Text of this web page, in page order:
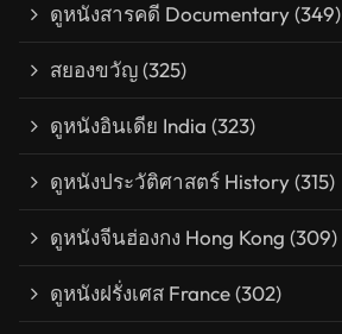
ดูหนังสารคดี Documentary(349)
สยองขวัญ(325)
ดูหนังอินเดีย India (323)
ดูหนังประวัติศาสตร์ History(315)
ดูหนังจีนฮ่องกง Hong Kong (309)
ดูหนังฝรั่งเศส France(302)